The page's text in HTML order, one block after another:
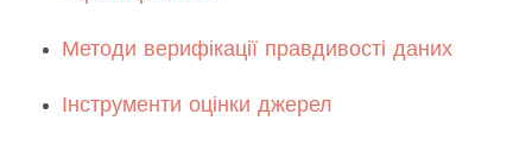
Методи верифікації правдивості даних
Інструменти оцінки джерел